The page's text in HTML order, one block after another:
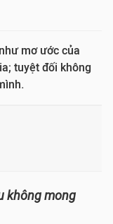
mơ ước của
tuyệt đối không
không mong